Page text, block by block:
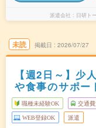
派遣会社 日研ト
未読 掲載日 2026/07/27
【週2日～】少
や食事のサポー
職種未経験OK 交通
WEB登録OK 派遣